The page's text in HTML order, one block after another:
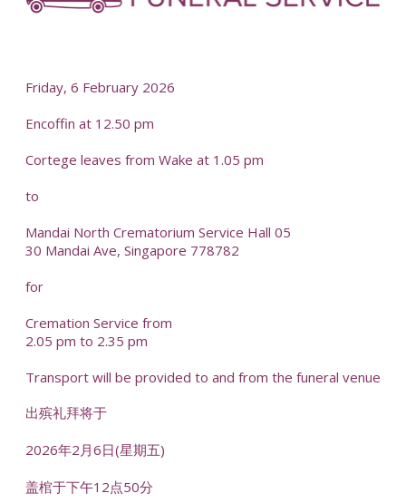
Friday, 6 February 2026
Encoffin at 12.50 pm
Cortege leaves from Wake at 1.05 pm
to
Mandai North Crematorium Service Hall 05
30 Mandai Ave, Singapore 778782
for
Cremation Service from
2.05 pm to 2.35 pm
Transport will be provided to and from the funeral venue
出殡礼拜将于
2026年2月6日(星期五)
盖棺于下午12点50分